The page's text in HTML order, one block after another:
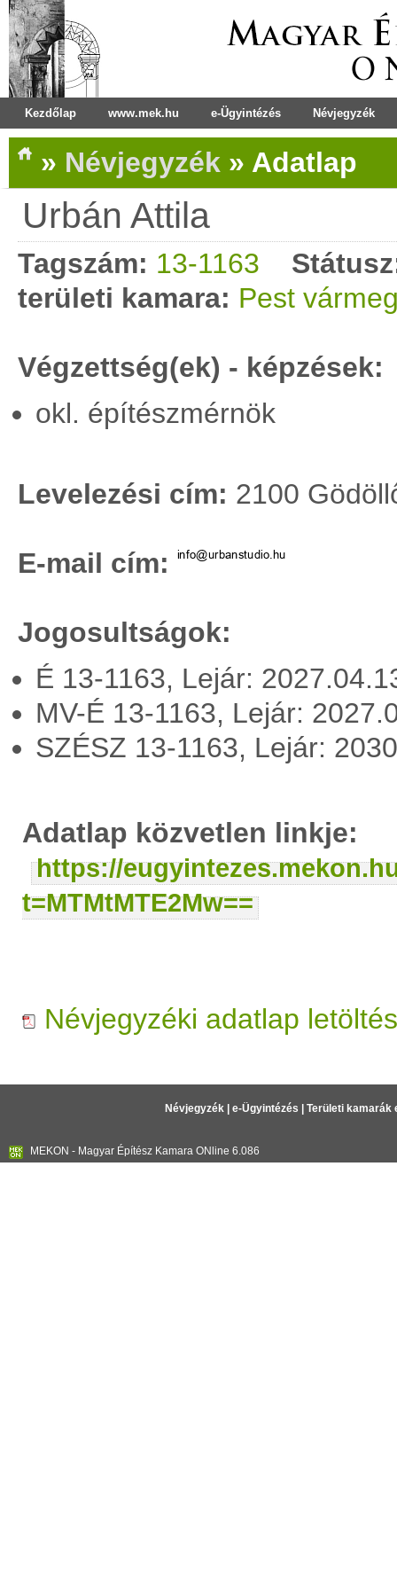
Kezdőlap www.mek.hu e-Ügyintézés Névjegyzék
» Névjegyzék » Adatlap
Urbán Attila
Tagszám: 13-1163
területi kamara: Pest
Végzettség(ek) - képzések:
okl. építészmérnök
Levelezési cím: 2100
E-mail cím:
Jogosultságok:
É 13-1163, Lejár:
MV-É 13-1163, Lejár:
SZÉSZ 13-1163, Lejár:
Adatlap közvetlen linkje:
https://
t=MTMtMTE2Mw==
Névjegyzéki adatlap
Névjegyzék| e-Ügyintézés Területi kamarák
MEKON - Magyar Építész Kamara ONline 6.086